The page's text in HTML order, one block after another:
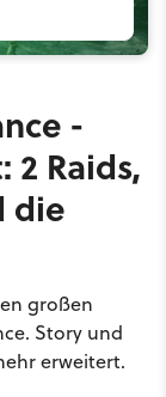
-
2 Raids,
die
großen
Story und
erweitert.